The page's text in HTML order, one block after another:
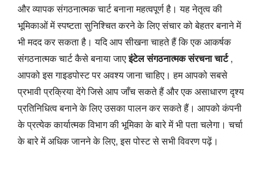
और व्यापक संगठनात्मक चार्ट बनाना महत्वपूर्ण है। यह नेतृत्व की
भूमिकाओं में स्पष्टता सुनिश्चित करने के लिए संचार को बेहतर बनाने में
भी मदद कर सकता है। यदि आप सीखना चाहते हैं कि एक आकर्षक
संगठनात्मक चार्ट कैसे बनाया जाएइंटेल संगठनात्मक संरचना चार्ट,
आपको इस गाइडपोस्ट पर अवश्य जाना चाहिए। हम आपको सबसे
प्रभावी प्रक्रिया देंगे जिसे आप जाँच सकते हैं और एक असाधारण दृश्य
प्रतिनिधित्व बनाने के लिए उसका पालन कर सकते हैं। आपको कंपनी
के प्रत्येक कार्यात्मक विभाग की भूमिका के बारे में भी पता चलेगा। चर्चा
के बारे में अधिक जानने के लिए, इस पोस्ट से सभी विवरण पढ़ें।